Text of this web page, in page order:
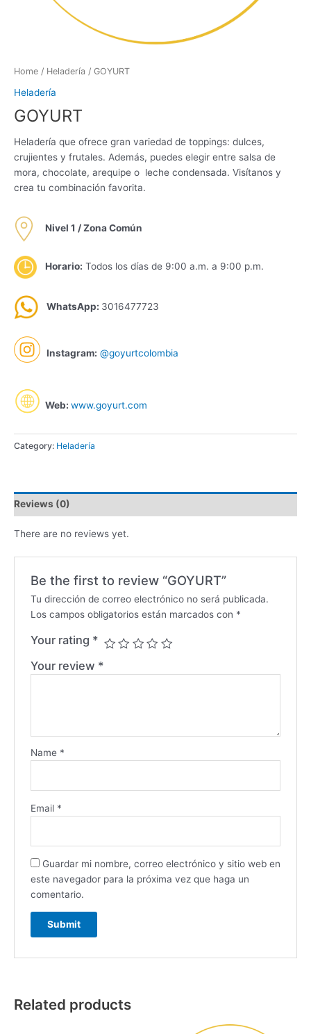
Home / Heladería / GOYURT
Heladería
GOYURT
Heladería que ofrece gran variedad de toppings: dulces,
crujientes y frutales. Además, puedes elegir entre salsa de
mora, chocolate, arequipe o leche condensada. Visítanos y
crea tu combinación favorita.
Nivel 1 / Zona Común
Horario: Todos los días de 9:00 a.m. a 9:00 p.m.
WhatsApp: 3016477723
Instagram: @goyurtcolombia
Web: www.goyurt.com
Category: Heladería
Reviews (0)
There are no reviews yet.
Be the first to review “GOYURT”
Tu dirección de correo electrónico no será publicada.
Los campos obligatorios están marcados con *
Your rating *
Your review *
Name *
Email *
Guardar mi nombre, correo electrónico y sitio web en
este navegador para la próxima vez que haga un
comentario.
Related products